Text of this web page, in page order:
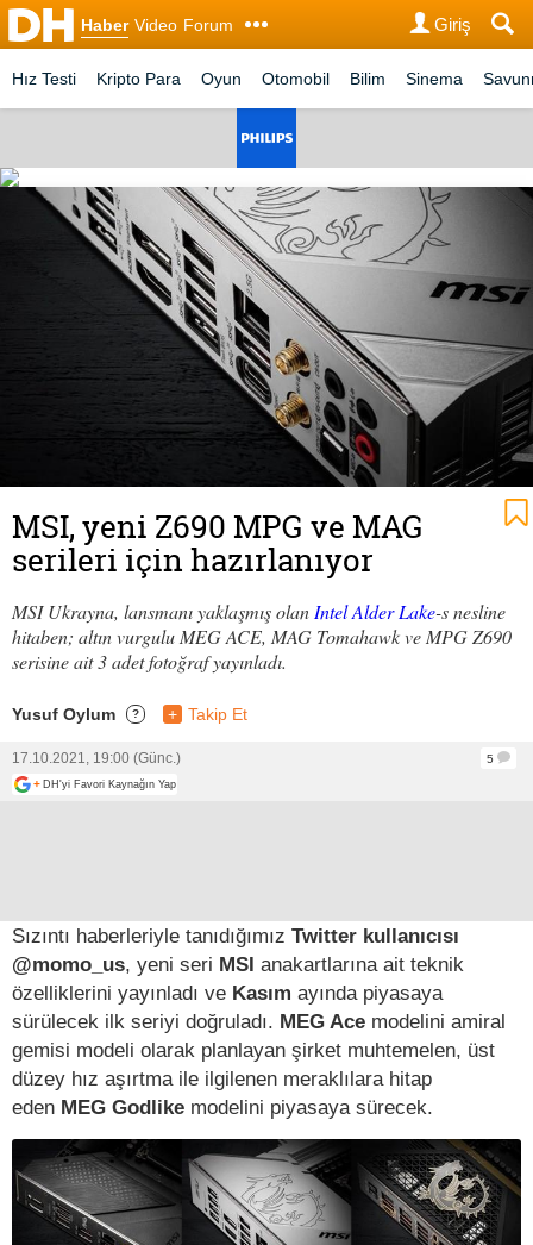
Haber Video Forum Giriş
Hız Testi Kripto Para Oyun Otomobil Bilim Sinema
MSI, yeni Z690 MPG ve MAG
serileri için hazırlanıyor
MSI Ukrayna, lansmanı yaklaşmış olan Intel Alder Lake-s nesline
hitaben; altın vurgulu MEG ACE, MAG Tomahawk ve MPG Z690
serisine ait 3 adet fotoğraf yayınladı.
Yusuf Oylum ? + Takip Et
17.10.2021, 19:00 (Günc.)
5
+ DH'yi Favori Kaynağın Yap
Sızıntı haberleriyle tanıdığımız Twitter kullanıcısı
@momo_us, yeni seri MSI anakartlarına ait teknik
özelliklerini yayınladı ve Kasım ayında piyasaya
sürülecek ilk seriyi doğruladı. MEG Ace modelini amiral
gemisi modeli olarak planlayan şirket muhtemelen, üst
düzey hız aşırtma ile ilgilenen meraklılara hitap
eden MEG Godlike modelini piyasaya sürecek.